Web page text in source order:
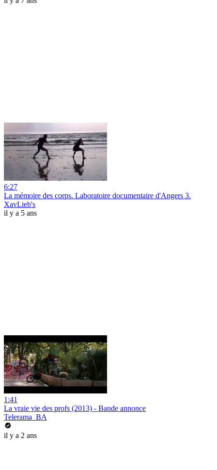
6:27
La mémoire des corps. Laboratoire documentaire d'Angers 3.
XavLieb's
il y a 5 ans
1:41
La vraie vie des profs (2013) - Bande annonce
Telerama_BA
il y a 2 ans